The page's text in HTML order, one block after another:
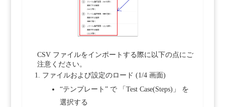
CSV ファイルをインポートする際に以下の点にご
注意ください。
ファイルおよび設定のロード (1/4 画面)
“テンプレート” で 「Test Case(Steps)」 を
選択する